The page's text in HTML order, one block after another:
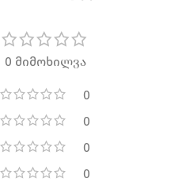
0 მიმოხილვა
0
0
0
0